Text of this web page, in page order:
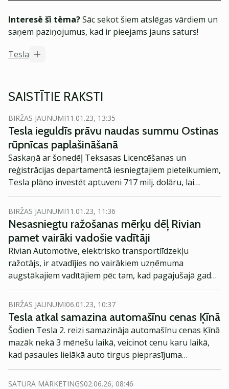
Interesē šī tēma?Sāc sekot šiem atslēgas vārdiem un
saņem paziņojumus, kad ir pieejams jauns saturs!
Tesla
SAISTĪTIE RAKSTI
BIRŽAS JAUNUMI11.01.23, 13:35
Tesla ieguldīs prāvu naudas summu Ostinas
rūpnīcas paplašināšanā
Saskaņā ar šonedēļ Teksasas Licencēšanas un
reģistrācijas departamentā iesniegtajiem pieteikumiem,
Tesla plāno investēt aptuveni 717 milj. dolāru, lai
paplašinātu gigantiskās auto rūpnīcas platību par 130
064 kvadrātmetriem, kopumā nodrošinot 520 257
kvadrātmetrus auto ražošanai.
BIRŽAS JAUNUMI11.01.23, 11:36
Nesasniegtu ražošanas mērķu dēļ Rivian
pamet vairāki vadošie vadītāji
Rivian Automotive, elektrisko transportlīdzekļu
ražotājs, ir atvadījies no vairākiem uzņēmuma
augstākajiem vadītājiem pēc tam, kad pagājušajā gadā
netika sasniegti ražošanas mērķi.
BIRŽAS JAUNUMI06.01.23, 10:37
Tesla atkal samazina automašīnu cenas Ķīnā
Šodien Tesla 2. reizi samazināja automašīnu cenas Ķīnā
mazāk nekā 3 mēnešu laikā, veicinot cenu karu laikā,
kad pasaules lielākā auto tirgus pieprasījuma
perspektīvas pasliktinās.
SATURA MĀRKETINGS02.06.26, 08:46